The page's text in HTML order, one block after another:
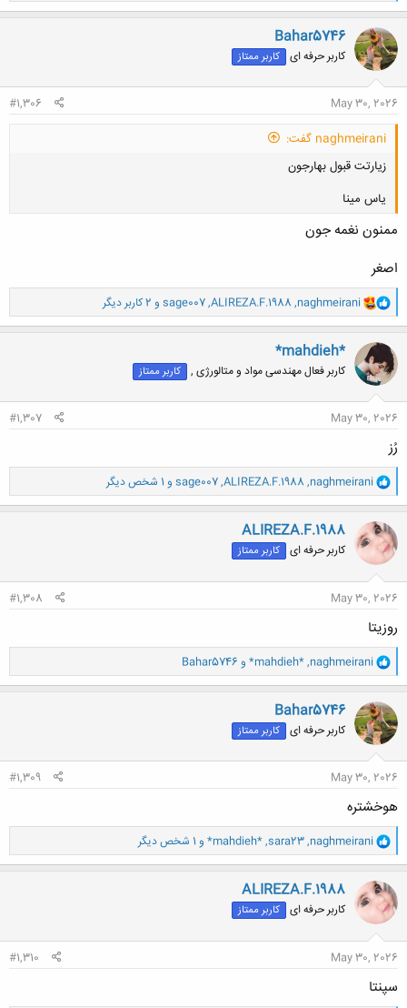
ک
ن
ش
ه
:
Bahar5746
کاربر حرفه ای کاربر ممتاز
May 30, 2026
#1,306
naghmeirani گفت:
زیارتت قبول بهارجون
یاس مینا
کلیک کنید تا باز شود...
ممنون نغمه جون
اصغر
و
ا
ک
ش
ه
:
naghmeirani
,
ALIREZA.F.1988
,
sage007 و 2 کاربر دیگر
*mahdieh*
کاربر فعال مهندسی مواد و متالورژی , کاربر ممتاز
May 30, 2026
#1,307
رُز
و
ا
ک
ن
ش
ه
ا
naghmeirani
,
ALIREZA.F.1988
,
sage007 و 1 شخص دیگر
ALIREZA.F.1988
کاربر حرفه ای کاربر ممتاز
May 30, 2026
#1,308
روزیتا
و
ا
ک
ن
ش
ه
ا
naghmeirani
,
*mahdieh* و Bahar5746
Bahar5746
کاربر حرفه ای کاربر ممتاز
May 30, 2026
#1,309
هوخشتره
و
ا
ک
ن
ش
ه
ا
naghmeirani
,
sara23
,
*mahdieh* و 1 شخص دیگر
ALIREZA.F.1988
کاربر حرفه ای کاربر ممتاز
May 30, 2026
#1,310
سپنتا